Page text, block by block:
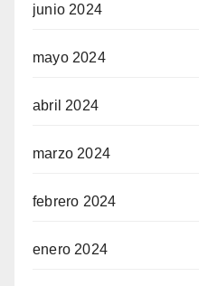
junio 2024
mayo 2024
abril 2024
marzo 2024
febrero 2024
enero 2024